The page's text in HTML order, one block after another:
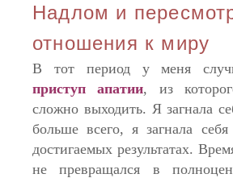
Надлом и
отношения к миру
В тот период у меня
приступ апатии, из
сложно выходить. Я загнала
больше всего, я загнала
достигаемых результатах.
не превращался в